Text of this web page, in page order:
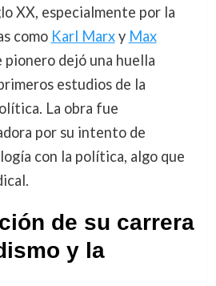
XX, especialmente por la
como Karl Marxy Max
pionero dejó una huella
estudios de la
La obra fue
por su intento de
con la política, algo que
de su carrera
y la